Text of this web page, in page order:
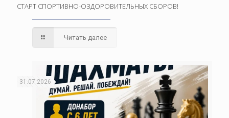
СТАРТ СПОРТИВНО-ОЗДОРОВИТЕЛЬНЫХ СБОРОВ!
Читать далее
31.07.2026